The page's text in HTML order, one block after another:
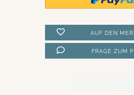
AUF DEN
FRAGE ZUM